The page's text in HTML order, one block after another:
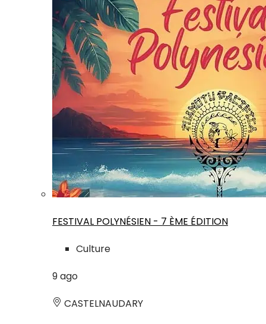
FESTIVAL POLYNÉSIEN - 7 ÈME ÉDITION
Culture
9ago
CASTELNAUDARY